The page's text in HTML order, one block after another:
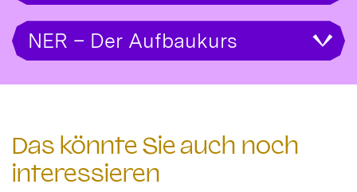
NER – Der Aufbaukurs
Das könnte Sie auch noch
interessieren